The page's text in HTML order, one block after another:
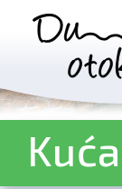
Salta al